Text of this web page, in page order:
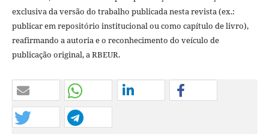
exclusiva da versão do trabalho publicada nesta revista (ex.:
publicar em repositório institucional ou como capítulo de livro),
reafirmando a autoria e o reconhecimento do veículo de
publicação original, a RBEUR.